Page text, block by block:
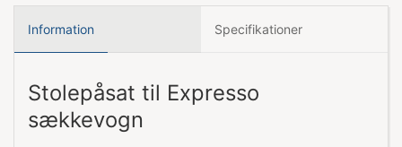
Information Specifikationer
Stolepåsat til Expresso
sækkevogn